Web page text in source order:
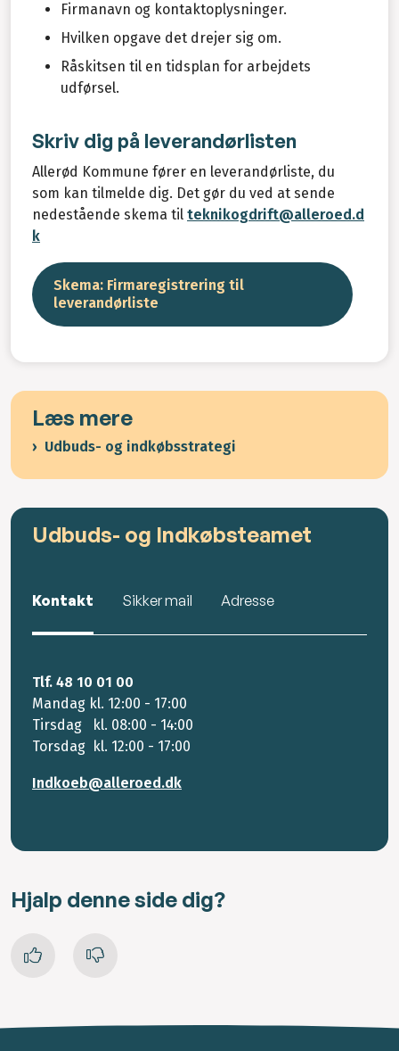
Firmanavn og kontaktoplysninger.
Hvilken opgave det drejer sig om.
Råskitsen til en tidsplan for arbejdets
udførsel.
Skriv dig på leverandørlisten
Allerød Kommune fører en leverandørliste, du
som kan tilmelde dig. Det gør du ved at sende
nedestående skema til teknikogdrift@alleroed.d
k
Skema: Firmaregistrering til
leverandørliste
Læs mere
Udbuds- og indkøbsstrategi
Udbuds- og Indkøbsteamet
Kontakt Sikker mail Adresse
Tlf. 48 10 01 00
Mandag kl. 12:00 - 17:00
Tirsdag kl. 08:00 - 14:00
Torsdag kl. 12:00 - 17:00
Indkoeb@alleroed.dk
Hjalp denne side dig?